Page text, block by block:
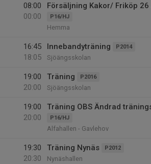
08:00
00:00
Försäljning Kakor/ Friköp
P16/HJ
Hemma
16:45
18:05
Innebandyträning P2014
Sjöängsskolan
19:00
20:00
Träning P2016
Sjöängsskolan
19:00
20:00
Träning OBS Ändrad
P16/HJ
Alfahallen - Gavlehov
19:30
20:30
Träning Nynäs P2012
Nynäshallen